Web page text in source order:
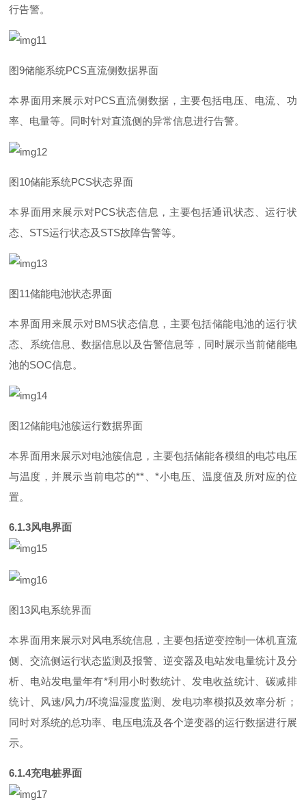
行告警。
图9储能系统PCS直流侧数据界面
本界面用来展示对PCS直流侧数据，主要包括电压、电流、功
率、电量等。同时针对直流侧的异常信息进行告警。
图10储能系统PCS状态界面
本界面用来展示对PCS状态信息，主要包括通讯状态、运行状
态
STS运行状态及 STS故障告警等。
图11储能电池状态界面
本界面用来展示对BMS状态信息，主要包括储能电池的运行状
态、系统信息、数据信息以及告警信息等，同时展示当前储能电
池的SOC信息。
图12储能电池簇运行数据界面
本界面用来展示对电池簇信息，主要包括储能各模组的电芯电压
与温度，并展示当前电芯的**、*小电压、温度值及所对应的位
置。
6.1.3风电界面
图13风电系统界面
本界面用来展示对风电系统信息，主要包括逆变控制一体机直流
侧、交流侧运行状态监测及报警、逆变器及电站发电量统计及分
析、电站发电量年有*利用小时数统计、发电收益统计、碳减排
统计、风速/风力/环境温湿度监测、发电功率模拟及效率分析；
同时对系统的总功率、电压电流及各个逆变器的运行数据进行展
示。
6.1.4充电桩界面